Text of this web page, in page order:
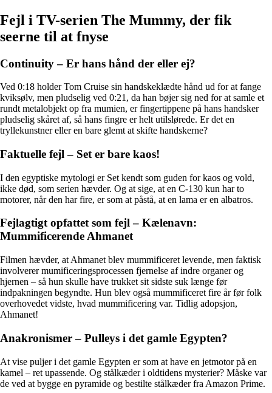
Fejl i TV-serien The Mummy, der fik
seerne til at fnyse
Continuity – Er hans hånd der eller ej?
Ved 0:18 holder Tom Cruise sin handskeklædte hånd ud for at fange
kviksølv, men pludselig ved 0:21, da han bøjer sig ned for at samle et
rundt metalobjekt op fra mumien, er fingertippene på hans handsker
pludselig skåret af, så hans fingre er helt utilslørede. Er det en
tryllekunstner eller en bare glemt at skifte handskerne?
Faktuelle fejl – Set er bare kaos!
I den egyptiske mytologi er Set kendt som guden for kaos og vold,
ikke død, som serien hævder. Og at sige, at en C-130 kun har to
motorer, når den har fire, er som at påstå, at en lama er en albatros.
Fejlagtigt opfattet som fejl – Kælenavn:
Mummificerende Ahmanet
Filmen hævder, at Ahmanet blev mummificeret levende, men faktisk
involverer mumificeringsprocessen fjernelse af indre organer og
hjernen – så hun skulle have trukket sit sidste suk længe før
indpakningen begyndte. Hun blev også mummificeret fire år før folk
overhovedet vidste, hvad mummificering var. Tidlig adopsjon,
Ahmanet!
Anakronismer – Pulleys i det gamle Egypten?
At vise puljer i det gamle Egypten er som at have en jetmotor på en
kamel – ret upassende. Og stålkæder i oldtidens mysterier? Måske var
de ved at bygge en pyramide og bestilte stålkæder fra Amazon Prime.